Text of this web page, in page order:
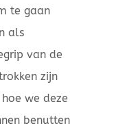
te gaan
als
van de
zijn
we deze
benutten